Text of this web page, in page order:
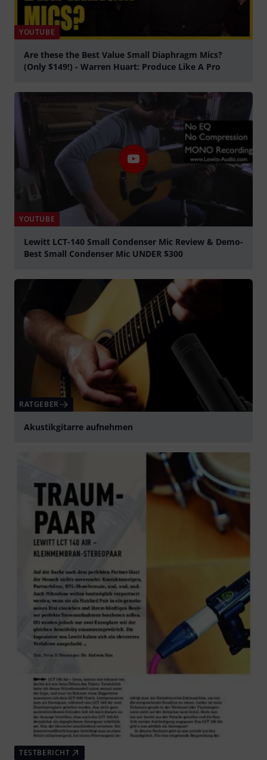
YOUTUBE
Are these the Best Value Small Diaphragm Mics?
(Only $149!) - Warren Huart: Produce Like A Pro
YOUTUBE
Lewitt LCT-140 Small Condenser Mic Review & Demo-
Best Small Condenser Mic UNDER $300
RATGEBER
Akustikgitarre aufnehmen
TESTBERICHT